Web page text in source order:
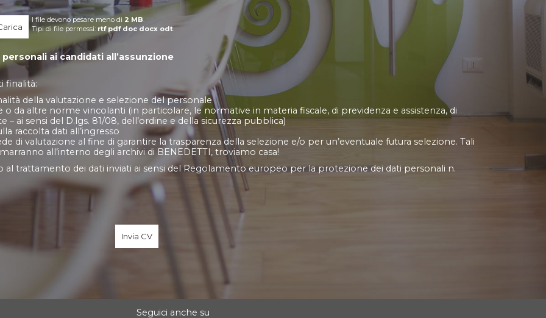
DA
I file devono pesare meno di 2 MB.
Tipi di file permessi: rtf pdf doc docx odt.
ai candidati all’assunzione
finalità:
della valutazione e selezione del personale
da altre norme vincolanti (in particolare, le normative in materia fiscale, di previdenza e assistenza, di
ai sensi del D.lgs. 81/08, dell’ordine e della sicurezza pubblica)
raccolta dati all’ingresso
di valutazione al fine di garantire la trasparenza della selezione e/o per un’eventuale futura selezione. Tali
all’interno degli archivi di BENEDETTI, troviamo casa!
al trattamento dei dati inviati ai sensi del Regolamento europeo per la protezione dei dati personali n.
Seguici anche su